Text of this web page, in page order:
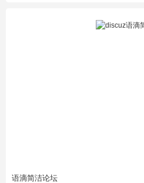
语滴简洁论坛